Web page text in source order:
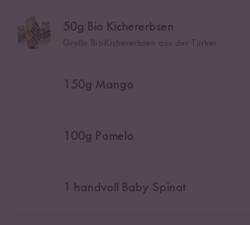
50g Bio Kichererbsen
150g Mango
100g Pomelo
1 handvoll Baby Spinat